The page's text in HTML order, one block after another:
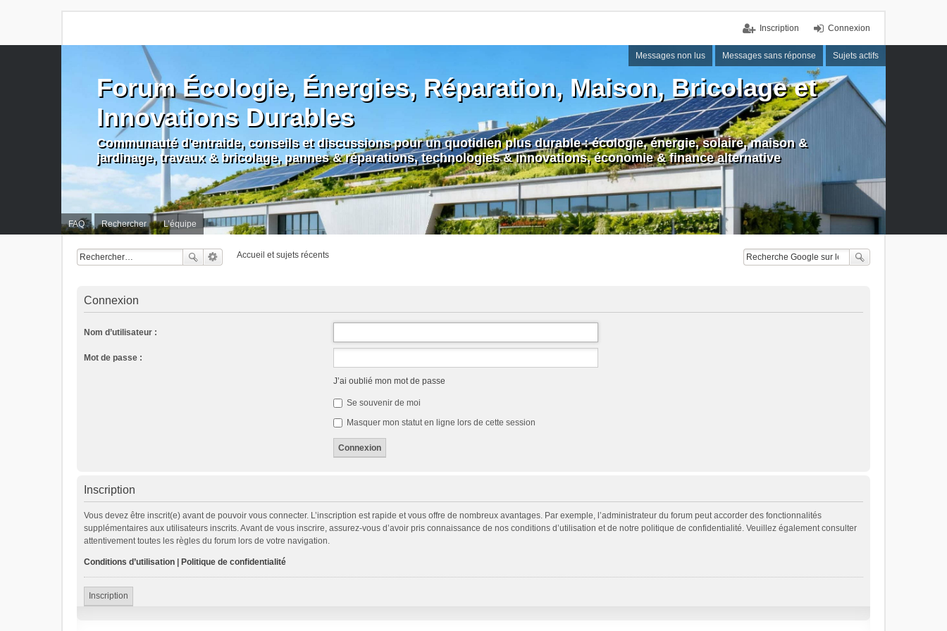
Connexion
Inscription
Messages non lus Messages sans réponse Sujets actifs
FAQ Rechercher L’équipe
Forum Écologie, Énergies, Réparation, Maison, Bricolage et
Innovations Durables
Communauté d'entraide, conseils et discussions pour un quotidien plus durable : écologie, énergie, solaire, maison &
jardinage, travaux & bricolage, pannes & réparations, technologies & innovations, économie & finance alternative
Accueil et sujets récents
Connexion
Nom d’utilisateur :
Mot de passe :
J’ai oublié mon mot de passe
Se souvenir de moi
Masquer mon statut en ligne lors de cette session
Inscription
Vous devez être inscrit(e) avant de pouvoir vous connecter. L’inscription est rapide et vous offre de nombreux avantages. Par exemple, l’administrateur du forum peut accorder des fonctionnalités
supplémentaires aux utilisateurs inscrits. Avant de vous inscrire, assurez-vous d’avoir pris connaissance de nos conditions d’utilisation et de notre politique de confidentialité. Veuillez également consulter
attentivement toutes les règles du forum lors de votre navigation.
Conditions d’utilisation Politique de confidentialité
Inscription